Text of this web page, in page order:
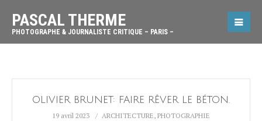
PASCAL THERME
PHOTOGRAPHE & JOURNALISTE CRITIQUE – PARIS –
OLIVIER BRUNET: FAIRE RÊVER LE BÉTON.
19 avril 2023 ARCHITECTURE, PHOTOGRAPHIE